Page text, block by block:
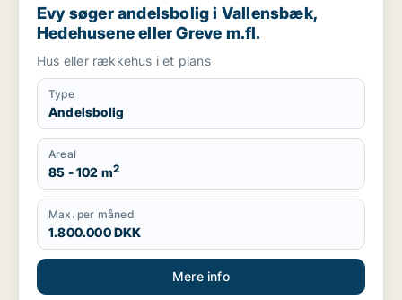
Evy søger andelsbolig i Vallensbæk,
Hedehusene eller Greve m.fl.
Hus eller rækkehus i et plans
Type
Andelsbolig
Areal
85 - 102 m2
Max. per måned
1.800.000 DKK
Mere info